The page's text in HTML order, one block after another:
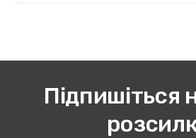
Підпишіться